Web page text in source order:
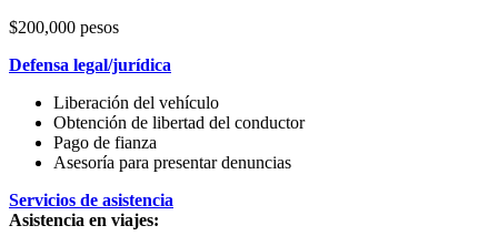
$200,000 pesos
Defensa legal/jurídica
Liberación del vehículo
Obtención de libertad del conductor
Pago de fianza
Asesoría para presentar denuncias
Servicios de asistencia
Asistencia en viajes: